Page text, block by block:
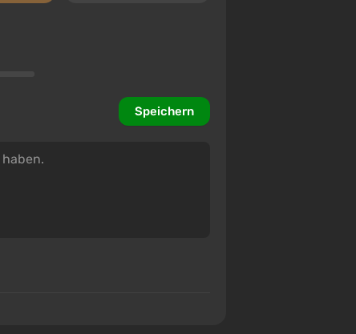
Speichern